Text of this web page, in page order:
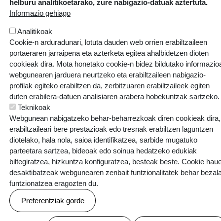
Webgune hau Ikastolen Elkarteak garatu du
helburu analitikoetarako, zure nabigazio-datuak aztertuta.
Informazio gehiago
Analitikoak
Cookie-n arduradunari, lotuta dauden web orrien erabiltzaileen
portaeraren jarraipena eta azterketa egitea ahalbidetzen dioten
cookieak dira. Mota honetako cookie-n bidez bildutako
webgunearen jarduera neurtzeko eta erabiltzaileen nabigazio-
profilak egiteko erabiltzen da, zerbitzuaren erabiltzaileek egiten
duten erabilera-datuen analisiaren arabera hobekuntzak sartzeko.
Teknikoak
Webgunean nabigatzeko behar-beharrezkoak diren cookieak dira,
erabiltzaileari bere prestazioak edo tresnak erabiltzen laguntzen
diotelako, hala nola, saioa identifikatzea, sarbide mugatuko
parteetara sartzea, bideoak edo soinua hedatzeko edukiak
biltegiratzea, hizkuntza konfiguratzea, besteak beste. Cookie
desaktibatzeak webgunearen zenbait funtzionalitatek behar
funtzionatzea eragozten du.
Preferentziak gorde